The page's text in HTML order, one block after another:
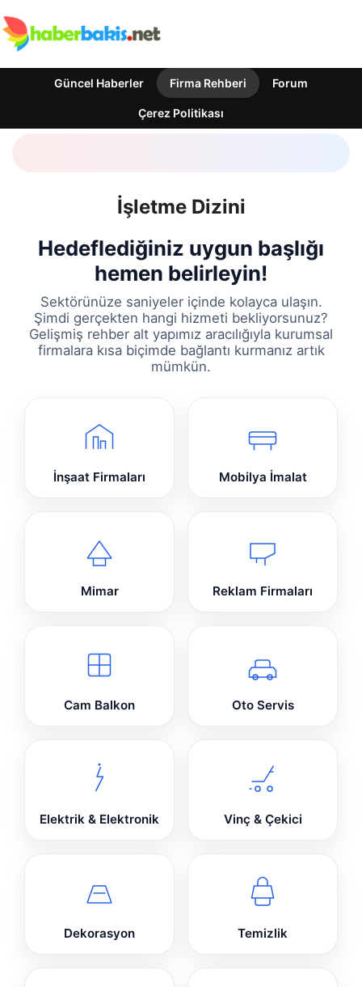
Güncel Haberler Firma Rehberi Forum
Çerez Politikası
İşletme Dizini
Hedeflediğiniz uygun başlığı
hemen belirleyin!
Sektörünüze saniyeler içinde kolayca ulaşın.
Şimdi gerçekten hangi hizmeti bekliyorsunuz?
Gelişmiş rehber alt yapımız aracılığıyla kurumsal
firmalara kısa biçimde bağlantı kurmanız artık
mümkün.
İnşaat Firmaları Mobilya İmalat
Mimar Reklam Firmaları
Cam Balkon Oto Servis
Elektrik & Elektronik Vinç & Çekici
Dekorasyon Temizlik